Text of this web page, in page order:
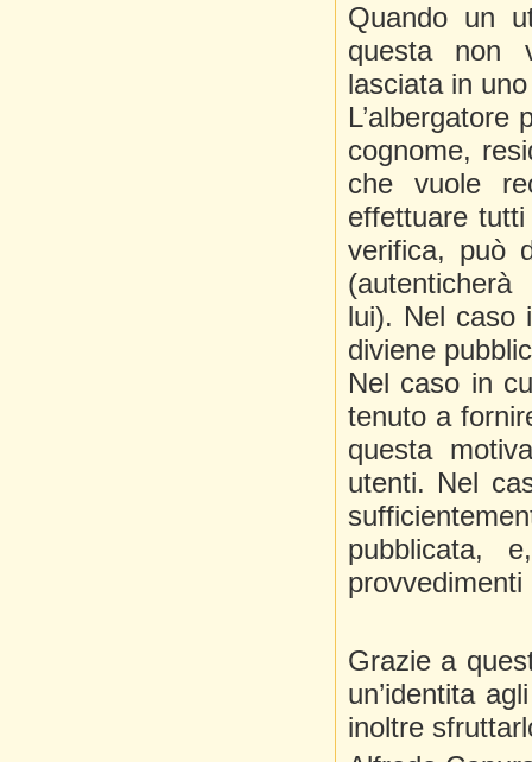
Quando un
questa non
lasciata in
L’albergatore
cognome,
che vuole
effettuare
verifica, può
lui). Nel caso
diviene
Nel caso in
tenuto a
questa
utenti. Nel
pubblicata,
provvedimenti
Grazie a
un’identita
inoltre